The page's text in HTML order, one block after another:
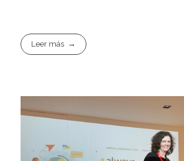
Leer más